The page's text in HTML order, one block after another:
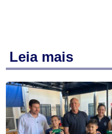
Leia mais